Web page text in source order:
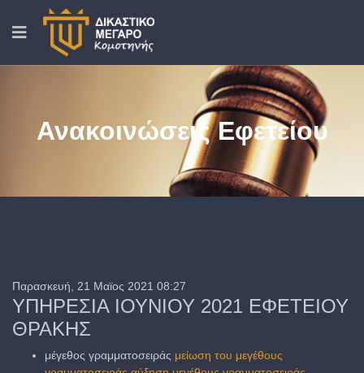
Ανακοινώσεις Εφετείου
Παρασκευή, 21 Μαϊος 2021 08:27
ΥΠΗΡΕΣΙΑ ΙΟΥΝΙΟΥ 2021 ΕΦΕΤΕΙΟΥ
ΘΡΑΚΗΣ
μέγεθος γραμματοσειράς μείωση του μεγέθους